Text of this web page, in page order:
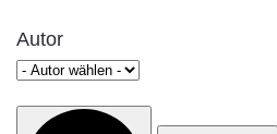
Autor